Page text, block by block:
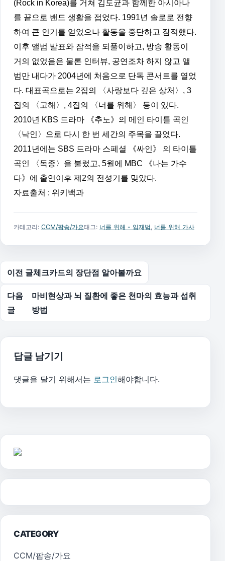
(Rock in Korea)를 거쳐 김도균과 함께한 아시아나
를 끝으로 밴드 생활을 접었다. 1991년 솔로로 전향
하여 큰 인기를 얻었으나 활동을 중단하고 잠적했다.
이후 앨범 발표와 잠적을 되풀이하고, 방송 활동이
거의 없었음은 물론 인터뷰, 공연조차 하지 않고 앨
범만 내다가 2004년에 처음으로 단독 콘서트를 열었
다. 대표곡으로는 2집의 〈사랑보다 깊은 상처〉, 3
집의 〈고해〉, 4집의 〈너를 위해〉 등이 있다.
2010년 KBS 드라마 《추노》의 메인 타이틀 곡인
〈낙인〉으로 다시 한 번 세간의 주목을 끌었다.
2011년에는 SBS 드라마 스페셜 《싸인》 의 타이틀
곡인 〈독종〉을 불렀고, 5월에 MBC 《나는 가수
다》에 출연이후 제2의 전성기를 맞았다.
자료출처 : 위키백과
카테고리: CCM/팝송/가요태그: 너를 위해 - 임재범, 너를 위해 가사
글 탐색
이전 글체크카드의 장단점 알아볼까요
다음
글
마비현상과 뇌 질환에 좋은 천마의 효능과 섭취
방법
답글 남기기
댓글을 달기 위해서는 로그인해야합니다.
CATEGORY
CCM/팝송/가요